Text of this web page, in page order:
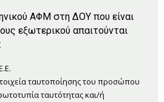
ΑΦΜ στη ΔΟΥ που είναι
εξωτερικού απαιτούνται
ταυτοποίησης του προσώπου
ταυτότητας και/ή